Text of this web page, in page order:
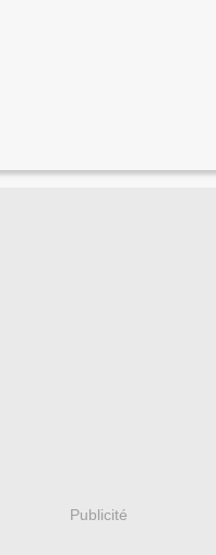
Publicité